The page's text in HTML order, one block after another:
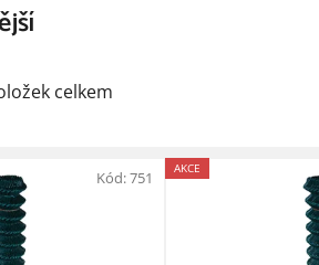
celkem
Kód:751 AKCE